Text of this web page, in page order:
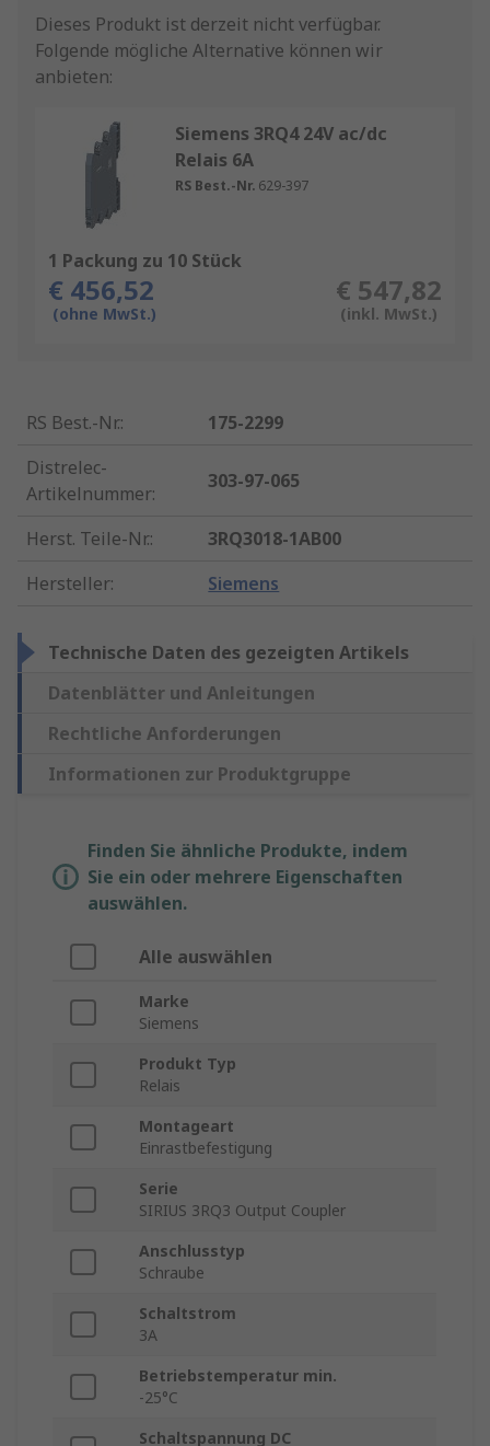
Dieses Produkt ist derzeit nicht verfügbar.
Folgende mögliche Alternative können wir
anbieten:
Siemens 3RQ4 24V ac/dc
Relais 6A
RS Best.-Nr. 629-397
1 Packung zu 10 Stück
€ 456,52
(ohne MwSt.)
€ 547,82
(inkl. MwSt.)
RS Best.-Nr.:
175-2299
Distrelec-
Artikelnummer:
303-97-065
Herst. Teile-Nr.:
3RQ3018-1AB00
Hersteller: Siemens
Technische Daten des gezeigten Artikels
Datenblätter und Anleitungen
Rechtliche Anforderungen
Informationen zur Produktgruppe
Finden Sie ähnliche Produkte, indem
Sie ein oder mehrere Eigenschaften
auswählen.
Alle auswählen
Marke
Siemens
Produkt Typ
Relais
Montageart
Einrastbefestigung
Serie
SIRIUS 3RQ3 Output Coupler
Anschlusstyp
Schraube
Schaltstrom
3A
Betriebstemperatur min.
-25°C
Schaltspannung DC